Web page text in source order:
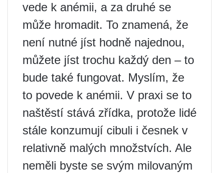
vede k anémii, a za druhé se
může hromadit. To znamená, že
není nutné jíst hodně najednou,
můžete jíst trochu každý den – to
bude také fungovat. Myslím, že
to povede k anémii. V praxi se to
naštěstí stává zřídka, protože lidé
stále konzumují cibuli i česnek v
relativně malých množstvích. Ale
neměli byste se svým milovaným